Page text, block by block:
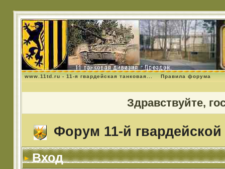
www.11td.ru - 11-я гвардейская танковая... Правила форума
Здравствуйте,
Форум 11-й гвардейской
Вход